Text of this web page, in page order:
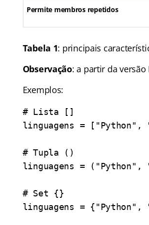
Permite membros repetidos
Tabela 1: principais
Observação: a partir da
Exemplos:
# Lista []
linguagens = ["Python",
# Tupla ()
linguagens = ("Python",
# Set {}
linguagens = {"Python",